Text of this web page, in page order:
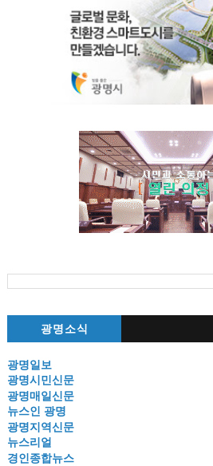
광명소식
광명일보
광명시민신문
광명매일신문
뉴스인 광명
광명지역신문
뉴스리얼
경인종합뉴스